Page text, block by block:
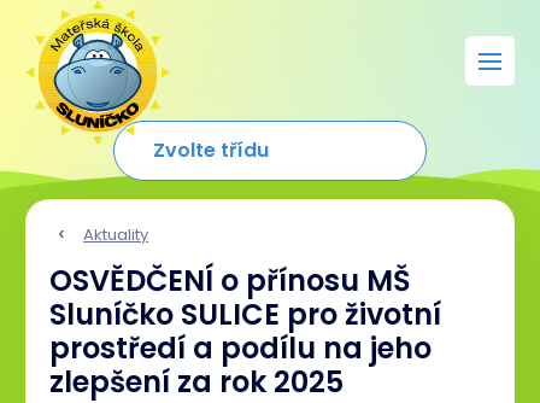
Aktuality
OSVĚDČENÍ o přínosu MŠ
Sluníčko SULICE pro životní
prostředí a podílu na jeho
zlepšení za rok 2025